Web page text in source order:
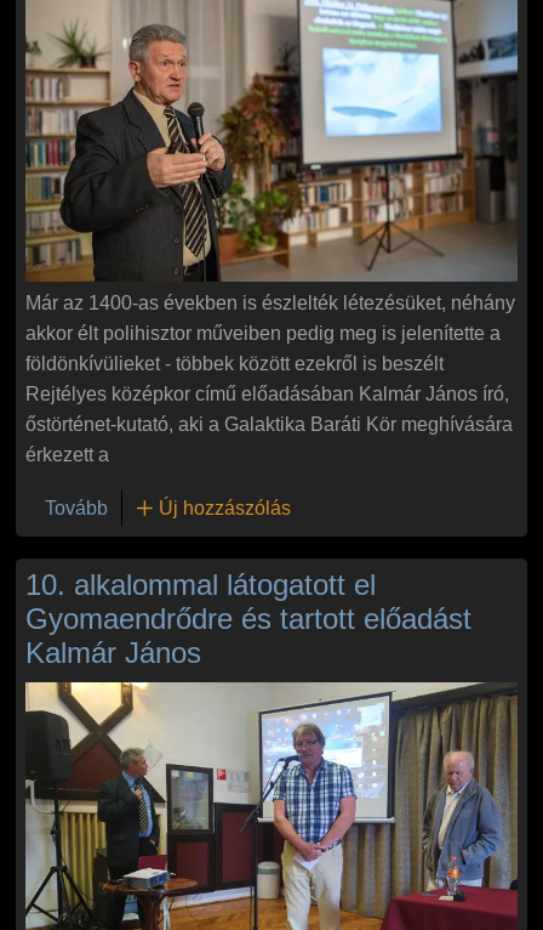
Már az 1400-as években is észlelték létezésüket, néhány
akkor élt polihisztor műveiben pedig meg is jelenítette a
földönkívülieket - többek között ezekről is beszélt
Rejtélyes középkor című előadásában Kalmár János író,
őstörténet-kutató, aki a Galaktika Baráti Kör meghívására
érkezett a
Tovább(Kalmár János Rejtélyes középkor címmel tartott
Új hozzászólás
10. alkalommal látogatott el
Gyomaendrődre és tartott előadást
Kalmár János